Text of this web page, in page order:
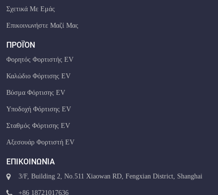
Σχετικά Με Εμάς
Επικοινωνήστε Μαζί Μας
ΠΡΟΪΌΝ
Φορητός Φορτιστής EV
Καλώδιο Φόρτισης EV
Βύσμα Φόρτισης EV
Υποδοχή Φόρτισης EV
Σταθμός Φόρτισης EV
Αξεσουάρ Φορτιστή EV
ΕΠΙΚΟΙΝΩΝΊΑ
3/F, Building 2, No.511 Xiaowan RD, Fengxian District, Shanghai
+86 18721017636